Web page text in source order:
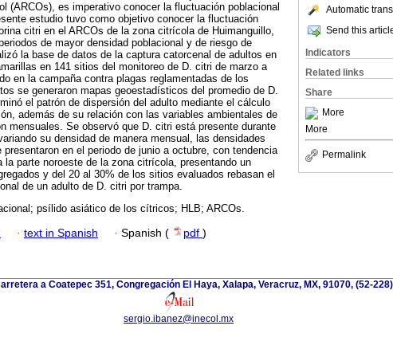
Automatic
Send this
Indicators
Related links
Share
More
More
Permalink
(ARCOs), es imperativo conocer la fluctuación poblacional
estudio tuvo como objetivo conocer la fluctuación
citri en el ARCOs de la zona citrícola de Huimanguillo,
de mayor densidad poblacional y de riesgo de
la base de datos de la captura catorcenal de adultos en
en 141 sitios del monitoreo de D. citri de marzo a
en la campaña contra plagas reglamentadas de los
se generaron mapas geoestadísticos del promedio de D.
el patrón de dispersión del adulto mediante el cálculo
además de su relación con las variables ambientales de
mensuales. Se observó que D. citri está presente durante
su densidad de manera mensual, las densidades
en el periodo de junio a octubre, con tendencia
la parte noroeste de la zona citrícola, presentando un
y del 20 al 30% de los sitios evaluados rebasan el
de un adulto de D. citri por trampa.
psílido asiático de los cítricos; HLB; ARCOs.
· text in Spanish · Spanish ( pdf )
a Coatepec 351, Congregación El Haya, Xalapa, Veracruz, MX, 91070, (52-
sergio.ibanez@inecol.mx